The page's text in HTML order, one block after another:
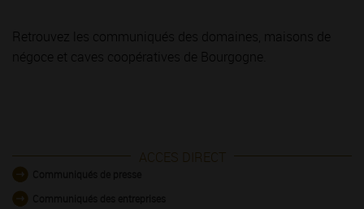
Retrouvez les communiqués des domaines, maisons de
négoce et caves coopératives de Bourgogne.
ACCES DIRECT